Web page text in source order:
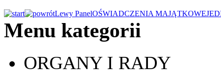
Lewy PanelOŚWIADCZENIA MAJĄTKOWE
Menu kategorii
ORGANY I RADY